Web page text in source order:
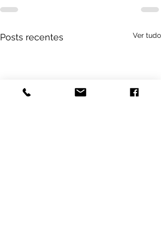
Posts recentes Ver tudo